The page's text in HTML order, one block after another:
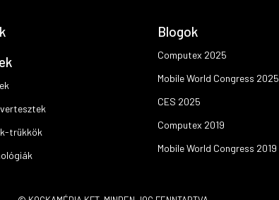
trükkök
Blogok
Computex 2025
Mobile World Congress 2025
CES 2025
Computex 2019
Mobile World Congress 2019